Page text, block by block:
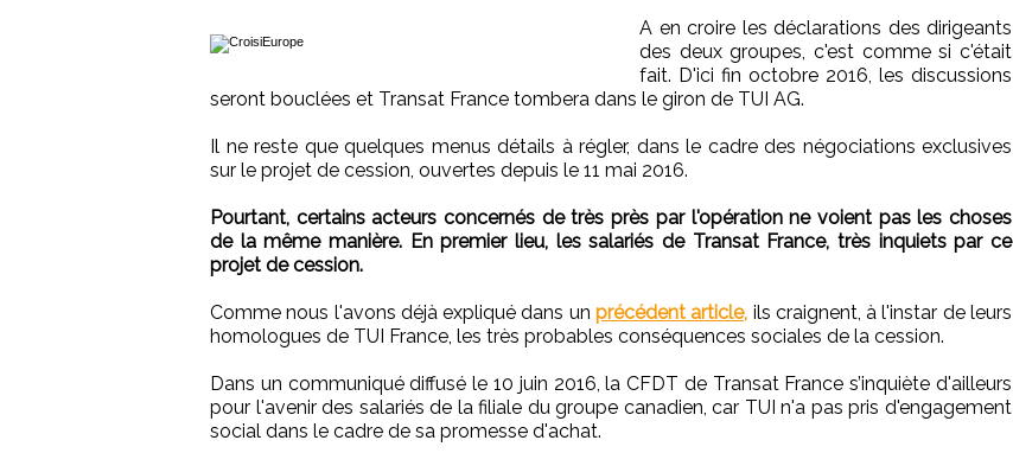
A en croire les déclarations des dirigeants
des deux groupes, c'est comme si c'était
fait. D'ici fin octobre 2016, les discussions
seront bouclées et Transat France tombera dans le giron de TUI AG.
Il ne reste que quelques menus détails à régler, dans le cadre des négociations exclusives
sur le projet de cession, ouvertes depuis le 11 mai 2016.
Pourtant, certains acteurs concernés de très près par l'opération ne voient pas les choses
de la même manière. En premier lieu, les salariés de Transat France, très inquiets par ce
projet de cession.
Comme nous l'avons déjà expliqué dans un précédent article, ils craignent, à l'instar de leurs
homologues de TUI France, les très probables conséquences sociales de la cession.
Dans un communiqué diffusé le 10 juin 2016, la CFDT de Transat France s’inquiète d'ailleurs
pour l'avenir des salariés de la filiale du groupe canadien, car TUI n'a pas pris d'engagement
social dans le cadre de sa promesse d'achat.